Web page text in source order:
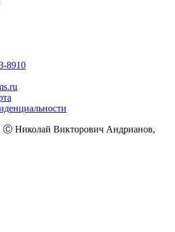
8910
Ⓒ Николай Викторович Андрианов,